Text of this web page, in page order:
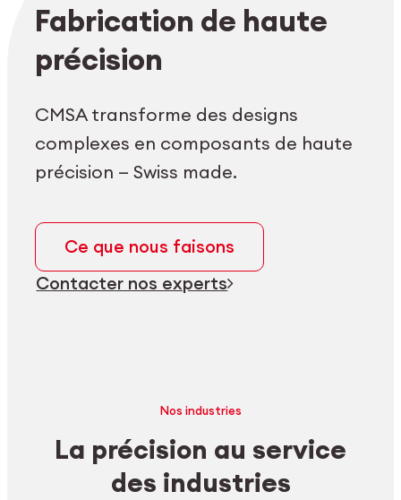
Fabrication de haute
précision
CMSA transforme des designs
complexes en composants de haute
précision — Swiss made.
Ce que nous faisons
Contacter nos experts
Nos industries
La précision au service
des industries